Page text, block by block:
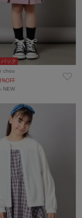
ック
chou
NEW